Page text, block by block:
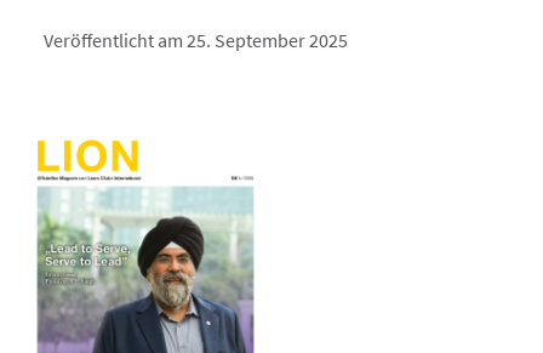
Veröffentlicht am 25. September 2025